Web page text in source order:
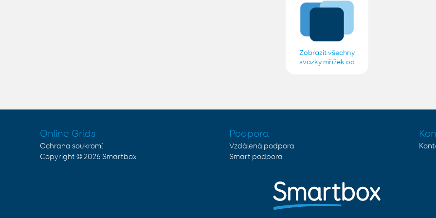
Zobrazit všechny
svazky mřížek od
Online Grids
Ochrana soukromí
Copyright © 2026 Smartbox
Podpora
Vzdálená podpora
Smart podpora